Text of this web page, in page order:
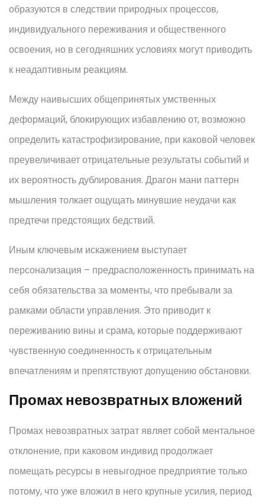
образуются в следствии природных процессов,
индивидуального переживания и общественного
освоения, но в сегодняшних условиях могут приводить
к неадаптивным реакциям.
Между наивысших общепринятых умственных
деформаций, блокирующих избавлению от, возможно
определить катастрофизирование, при каковой человек
преувеличивает отрицательные результаты событий и
их вероятность дублирования. Драгон мани паттерн
мышления толкает ощущать минувшие неудачи как
предтечи предстоящих бедствий.
Иным ключевым искажением выступает
персонализация – предрасположенность принимать на
себя обязательства за моменты, что пребывали за
рамками области управления. Это приводит к
переживанию вины и срама, которые поддерживают
чувственную соединенность к отрицательным
впечатлениям и препятствуют допущению обстановки.
Промах невозвратных вложений
Промах невозвратных затрат являет собой ментальное
отклонение, при каковом индивид продолжает
помещать ресурсы в невыгодное предприятие только
потому, что уже вложил в него крупные усилия, период